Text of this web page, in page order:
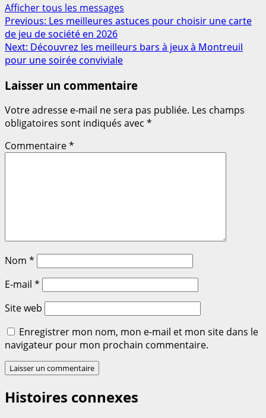
Afficher tous les messages
Post
navigation
Previous: Les meilleures astuces pour choisir une carte
de jeu de société en 2026
Next: Découvrez les meilleurs bars à jeux à Montreuil
pour une soirée conviviale
Laisser un commentaire
Votre adresse e-mail ne sera pas publiée. Les champs
obligatoires sont indiqués avec *
Commentaire*
Nom *
E-mail *
Site web
Enregistrer mon nom, mon e-mail et mon site dans le
navigateur pour mon prochain commentaire.
Histoires connexes